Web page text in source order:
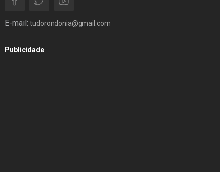
E-mail: tudorondonia@gmail.com
Publicidade